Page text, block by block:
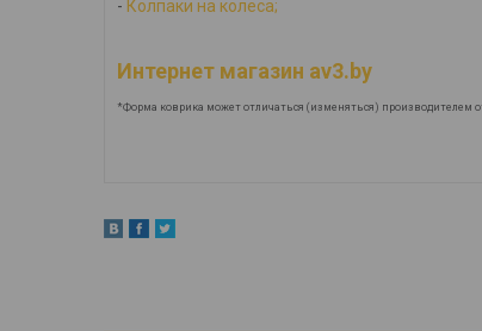
- Колпаки на колеса;
Интернет магазин av3.by
*Форма коврика может отличаться (изменяться) производителем